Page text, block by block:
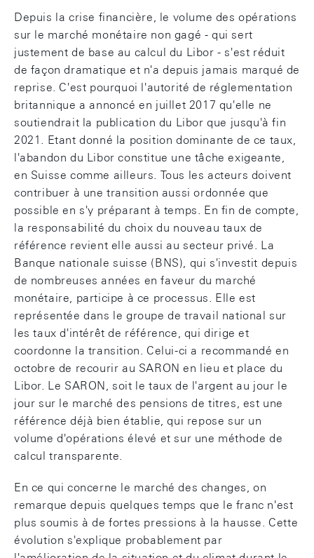
Depuis la crise financière, le volume des opérations
sur le marché monétaire non gagé - qui sert
justement de base au calcul du Libor - s'est réduit
de façon dramatique et n'a depuis jamais marqué de
reprise. C'est pourquoi l'autorité de réglementation
britannique a annoncé en juillet 2017 qu'elle ne
soutiendrait la publication du Libor que jusqu'à fin
2021. Etant donné la position dominante de ce taux,
l'abandon du Libor constitue une tâche exigeante,
en Suisse comme ailleurs. Tous les acteurs doivent
contribuer à une transition aussi ordonnée que
possible en s'y préparant à temps. En fin de compte,
la responsabilité du choix du nouveau taux de
référence revient elle aussi au secteur privé. La
Banque nationale suisse (BNS), qui s'investit depuis
de nombreuses années en faveur du marché
monétaire, participe à ce processus. Elle est
représentée dans le groupe de travail national sur
les taux d'intérêt de référence, qui dirige et
coordonne la transition. Celui-ci a recommandé en
octobre de recourir au SARON en lieu et place du
Libor. Le SARON, soit le taux de l'argent au jour le
jour sur le marché des pensions de titres, est une
référence déjà bien établie, qui repose sur un
volume d'opérations élevé et sur une méthode de
calcul transparente.
En ce qui concerne le marché des changes, on
remarque depuis quelques temps que le franc n'est
plus soumis à de fortes pressions à la hausse. Cette
évolution s'explique probablement par